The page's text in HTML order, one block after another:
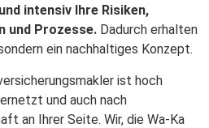
intensiv Ihre Risiken,
und Prozesse. Dadurch erhalten
ein nachhaltiges Konzept.
ist hoch
und auch nach
an Ihrer Seite. Wir, die Wa-Ka